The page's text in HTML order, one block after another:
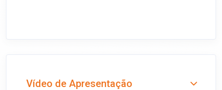
Vídeo de Apresentação